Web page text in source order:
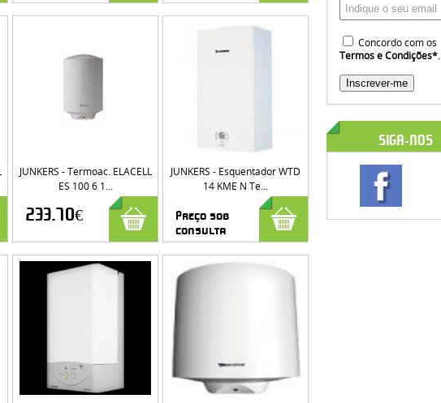
JUNKERS - Termoac. ELACELL
ES 100 6 1...
233.70€
JUNKERS - Esquentador WTD
14 KME N Te...
Preço sob
consulta
Concordo com os
Termos e Condições*
SIGA-NOS